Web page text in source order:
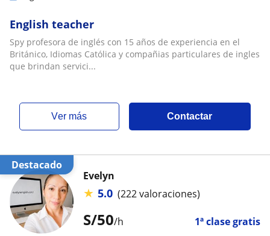
English teacher
Spy profesora de inglés con 15 años de experiencia en el
Británico, Idiomas Católica y compañias particulares de ingles
que brindan servici...
ver más Contactar
Destacado
S/50/h 1ª clase gratis
Evelyn
★ 5.0 (222 valoraciones)